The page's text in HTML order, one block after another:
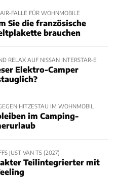
FALLE FÜR WOHNMOBILE
Sie die französische
brauchen
RELAX AUF NISSAN INTERSTAR-E
Elektro-Camper
HITZESTAU IM WOHNMOBIL
im Camping-
JUST VAN T5 (2027)
Teilintegrierter mit